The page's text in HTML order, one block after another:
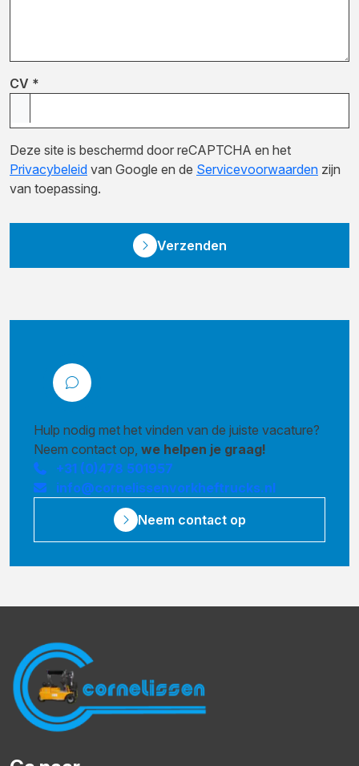
CV *
Bedrijfsnaam
Deze site is beschermd door reCAPTCHA en het
Privacybeleid van Google en de Servicevoorwaarden zijn
van toepassing.
Verzenden
Hulp nodig met het vinden van de juiste vacature?
Neem contact op, we helpen je graag!
+31 (0)478 501957
info@cornelissenvorkheftrucks.nl
Neem contact op